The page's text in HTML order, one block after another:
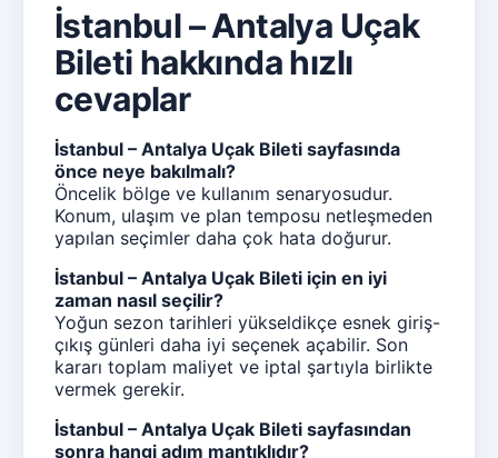
İstanbul – Antalya Uçak
Bileti hakkında hızlı
cevaplar
İstanbul – Antalya Uçak Bileti sayfasında
önce neye bakılmalı?
Öncelik bölge ve kullanım senaryosudur.
Konum, ulaşım ve plan temposu netleşmeden
yapılan seçimler daha çok hata doğurur.
İstanbul – Antalya Uçak Bileti için en iyi
zaman nasıl seçilir?
Yoğun sezon tarihleri yükseldikçe esnek giriş-
çıkış günleri daha iyi seçenek açabilir. Son
kararı toplam maliyet ve iptal şartıyla birlikte
vermek gerekir.
İstanbul – Antalya Uçak Bileti sayfasından
sonra hangi adım mantıklıdır?